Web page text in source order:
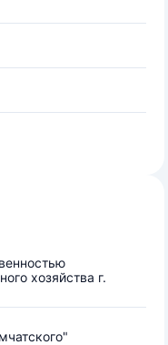
хозяйства г.